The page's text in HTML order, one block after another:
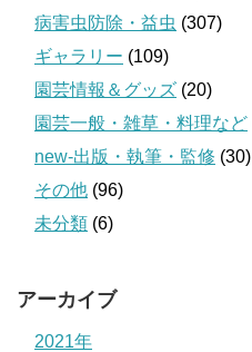
病害虫防除・益虫 (307)
ギャラリー (109)
園芸情報＆グッズ (20)
園芸一般・雑草・料理など
new-出版・執筆・監修 (30)
その他 (96)
未分類 (6)
アーカイブ
2021年